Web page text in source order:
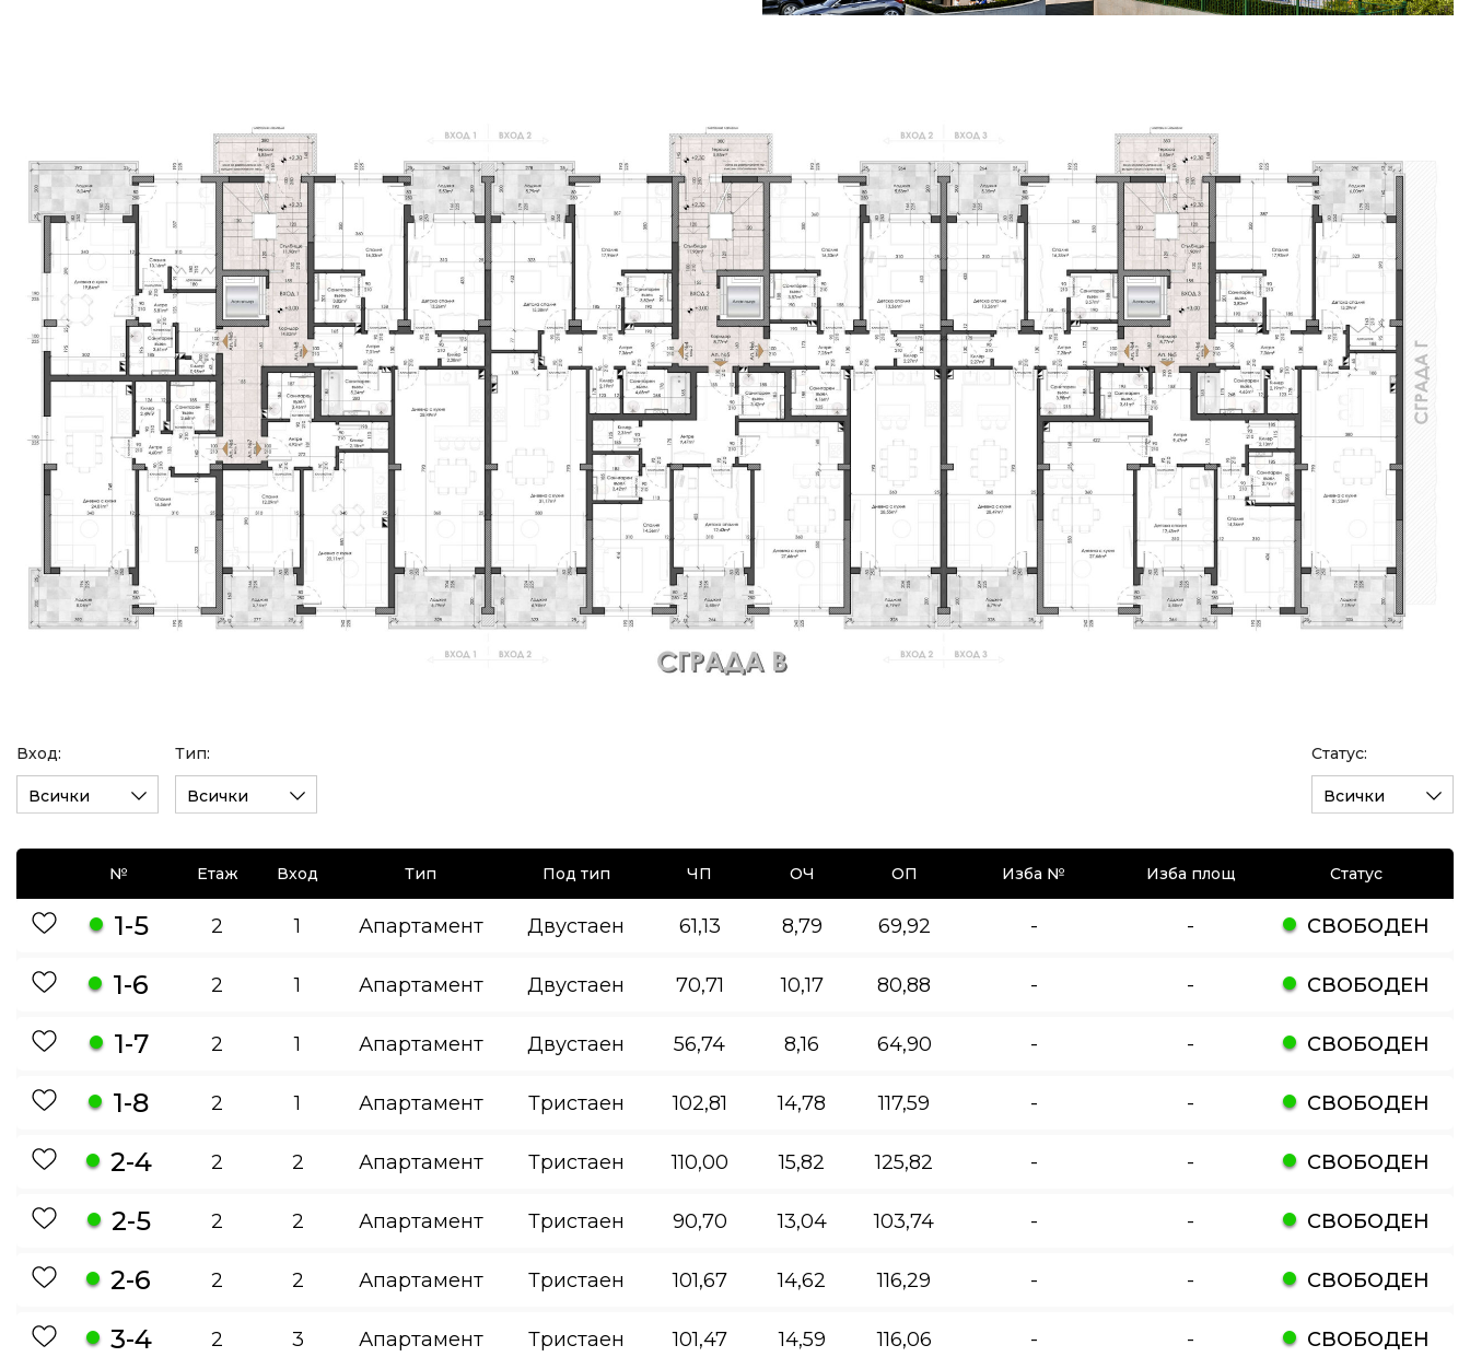
Вход:
Всички
Тип:
Всички
Статус:
Всички
№ Етаж Вход Тип Под тип ЧП ОЧ ОП Изба № Изба площ Статус
1-5 2 1 Апартамент Двустаен 61,13 8,79 69,92 - - СВОБОДЕН
1-6 2 1 Апартамент Двустаен 70,71 10,17 80,88 - - СВОБОДЕН
1-7 2 1 Апартамент Двустаен 56,74 8,16 64,90 - - СВОБОДЕН
1-8 2 1 Апартамент Тристаен 102,81 14,78 117,59 - - СВОБОДЕН
2-4 2 2 Апартамент Тристаен 110,00 15,82 125,82 - - СВОБОДЕН
2-5 2 2 Апартамент Тристаен 90,70 13,04 103,74 - - СВОБОДЕН
2-6 2 2 Апартамент Тристаен 101,67 14,62 116,29 - - СВОБОДЕН
3-4 2 3 Апартамент Тристаен 101,47 14,59 116,06 - - СВОБОДЕН